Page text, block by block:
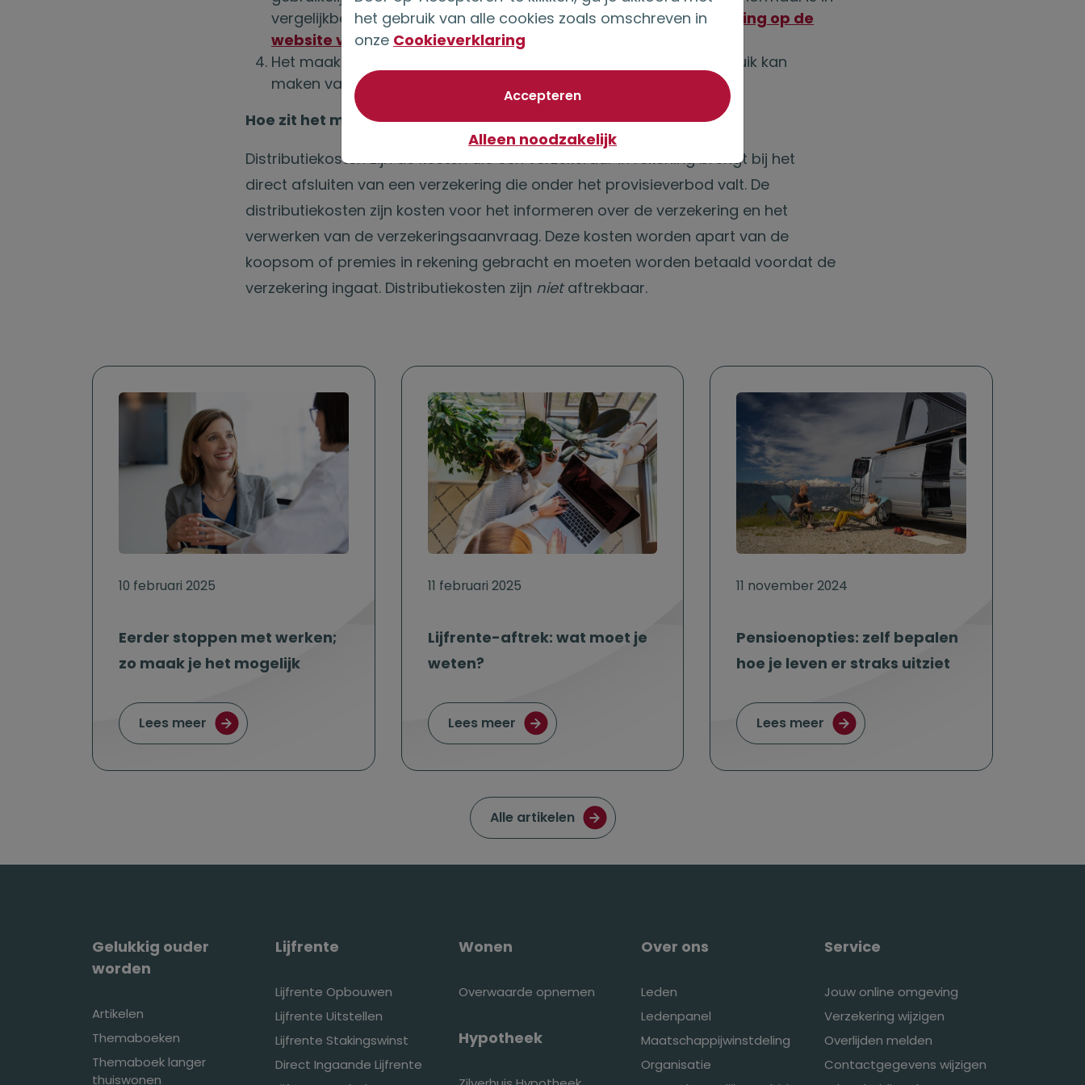
vergelijkbare situaties. Meer weten? Lees deuitgebreide toelichting op de
website van de Belastingdienst.
Het maakt hierbij niet uit of de belastingplichtige al dan niet gebruik kan
maken van een zogenaamde kennis- en ervaringstoets (KET).
Hoe zit het met distributiekosten?
Distributiekosten zijn de kosten die een verzekeraar in rekening brengt bij het
direct afsluiten van een verzekering die onder het provisieverbod valt. De
distributiekosten zijn kosten voor het informeren over de verzekering en het
verwerken van de verzekeringsaanvraag. Deze kosten worden apart van de
koopsom of premies in rekening gebracht en moeten worden betaald voordat de
verzekering ingaat. Distributiekosten zijn nietaftrekbaar.
10 februari 2025
Eerder stoppen met werken;
zo maak je het mogelijk
Lees meer over Eerder stoppen met werken; zo maak je het mogelijk
11 februari 2025
Lijfrente-aftrek: wat moet je
weten?
Lees meerover Lijfrente-aftrek: wat moet je weten?
11 november 2024
Pensioenopties: zelf bepalen
hoe je leven er straks uitziet
Lees meer over Pensioenopties: zelf bepalen
Ga naar de pagina met
Alle artikelen
Gelukkig ouder
worden
Artikelen
Themaboeken
Themaboek langer
thuiswonen
Lijfrente
Lijfrente Opbouwen
Lijfrente Uitstellen
Lijfrente Stakingswinst
Direct Ingaande Lijfrente
Wonen
Overwaarde opnemen
Hypotheek
Over ons
Leden
Ledenpanel
Maatschappijwinstdeling
Organisatie
Service
Jouw online omgeving
Verzekering wijzigen
Overlijden melden
Contactgegevens wijzigen
het gebruik van alle cookies zoals omschreven in
onze Cookieverklaring
Accepterenvan optionele cookies
Alleen noodzakelijk